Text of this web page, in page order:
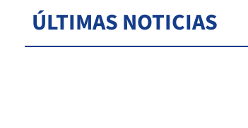
ÚLTIMAS NOTICIAS